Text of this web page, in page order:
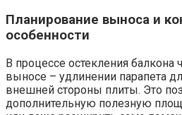
Планирование выноса и
особенности
В процессе остекления балкона
выносе – удлинении парапета
внешней стороны плиты. Это
дополнительную полезную